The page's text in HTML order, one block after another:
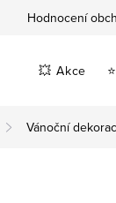
Hodnocení
💥 Akce
Vánoční